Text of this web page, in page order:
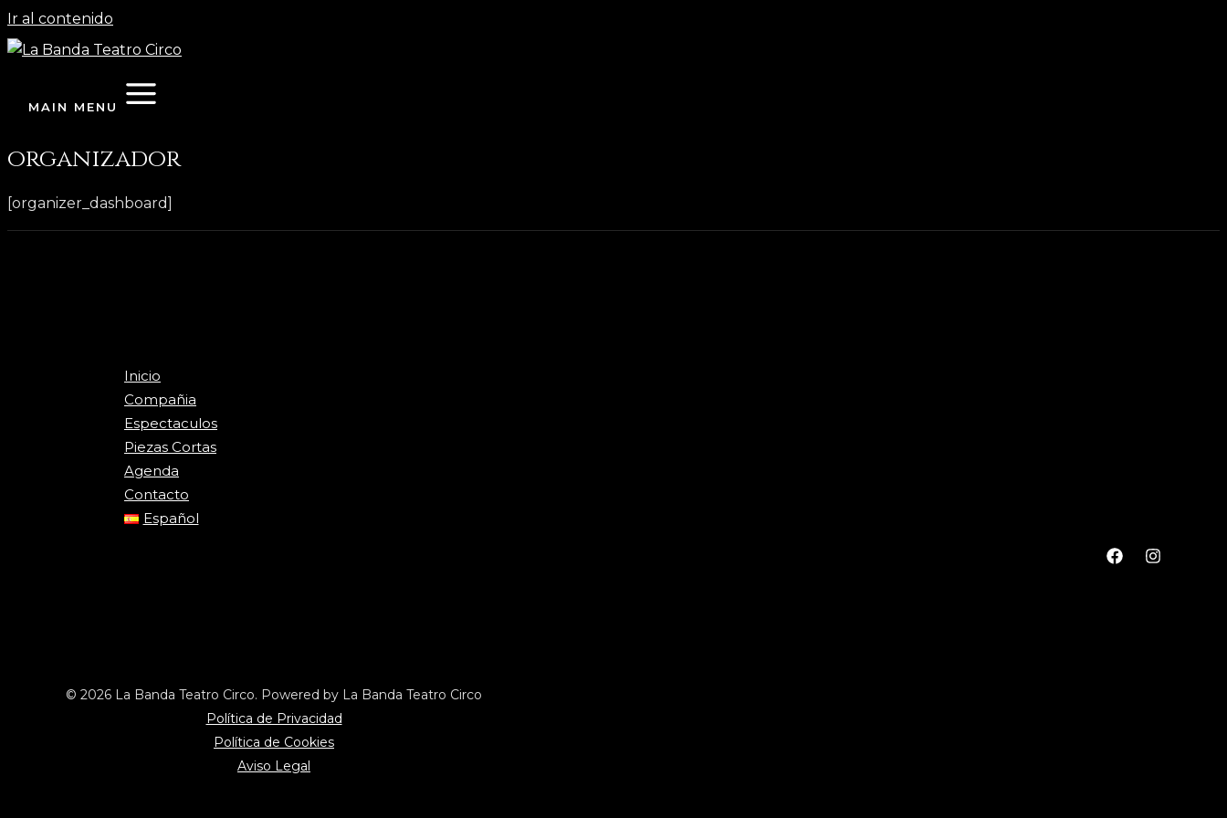
Ir al contenido
MAIN MENU
organizador
[organizer_dashboard]
Inicio
Compañia
Espectaculos
Piezas Cortas
Agenda
Contacto
Español
© 2026 La Banda Teatro Circo. Powered by La Banda Teatro Circo
Política de Privacidad
Política de Cookies
Aviso Legal